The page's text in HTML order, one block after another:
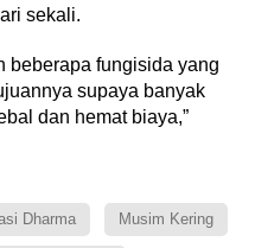
sekali.
beberapa fungisida yang
supaya banyak
dan hemat biaya,”
Dharma Musim Kering